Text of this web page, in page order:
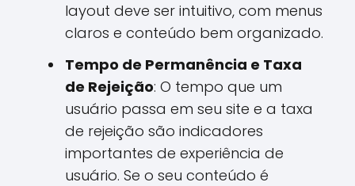
layout deve ser intuitivo, com menus
claros e conteúdo bem organizado.
Tempo de Permanência e Taxa
de Rejeição: O tempo que um
usuário passa em seu site e a taxa
de rejeição são indicadores
importantes de experiência de
usuário. Se o seu conteúdo é